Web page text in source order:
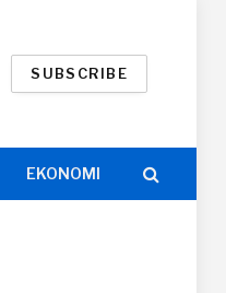
SUBSCRIBE
EKONOMI